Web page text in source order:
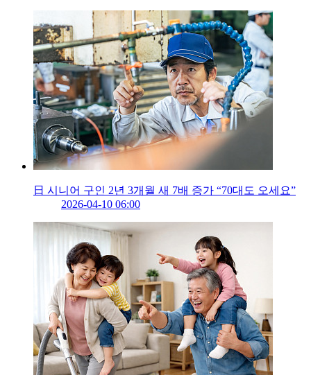
日 시니어 구인 2년 3개월 새 7배 증가 “70대도 오세요”
2026-04-10 06:00